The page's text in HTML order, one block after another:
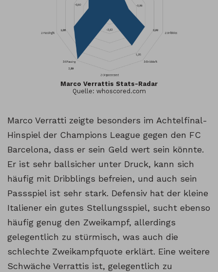
Marco Verrattis Stats-Radar
Quelle: whoscored.com
Marco Verratti zeigte besonders im Achtelfinal-
Hinspiel der Champions League gegen den FC
Barcelona, dass er sein Geld wert sein könnte.
Er ist sehr ballsicher unter Druck, kann sich
häufig mit Dribblings befreien, und auch sein
Passspiel ist sehr stark. Defensiv hat der kleine
Italiener ein gutes Stellungsspiel, sucht ebenso
häufig genug den Zweikampf, allerdings
gelegentlich zu stürmisch, was auch die
schlechte Zweikampfquote erklärt. Eine weitere
Schwäche Verrattis ist, gelegentlich zu